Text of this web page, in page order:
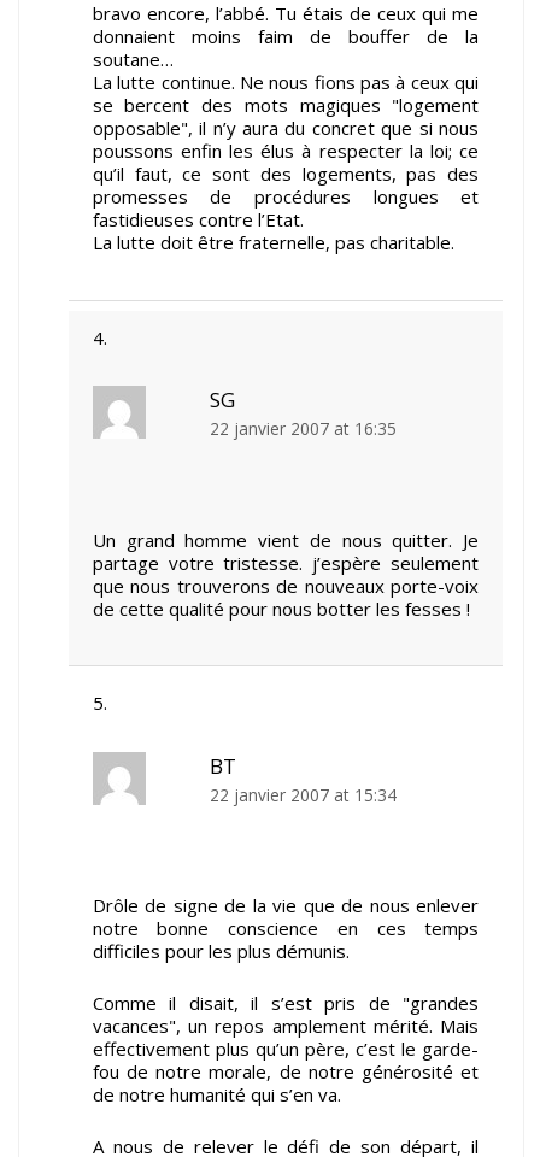
bravo encore, l’abbé. Tu étais de ceux qui me
donnaient moins faim de bouffer de la
soutane…
La lutte continue. Ne nous fions pas à ceux qui
se bercent des mots magiques "logement
opposable", il n’y aura du concret que si nous
poussons enfin les élus à respecter la loi; ce
qu’il faut, ce sont des logements, pas des
promesses de procédures longues et
fastidieuses contre l’Etat.
La lutte doit être fraternelle, pas charitable.
SG
22 janvier 2007 at 16:35
Un grand homme vient de nous quitter. Je
partage votre tristesse. j’espère seulement
que nous trouverons de nouveaux porte-voix
de cette qualité pour nous botter les fesses !
BT
22 janvier 2007 at 15:34
Drôle de signe de la vie que de nous enlever
notre bonne conscience en ces temps
difficiles pour les plus démunis.
Comme il disait, il s’est pris de "grandes
vacances", un repos amplement mérité. Mais
effectivement plus qu’un père, c’est le garde-
fou de notre morale, de notre générosité et
de notre humanité qui s’en va.
A nous de relever le défi de son départ, il